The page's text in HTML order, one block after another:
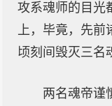
攻系魂师的目光
上，毕竟，先前
顷刻间毁灭三名
两名魂帝谨